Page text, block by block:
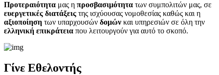
Προτεραιότητα μας η προσβασιμότητα των συμπολιτών μας, σε
ευεργετικές διατάξεις της ισχύουσας νομοθεσίας καθώς και η
αξιοποίηση των υπαρχουσών δομών και υπηρεσιών σε όλη την
ελληνική επικράτεια που λειτουργούν για αυτό το σκοπό.​
Γίνε Εθελοντής